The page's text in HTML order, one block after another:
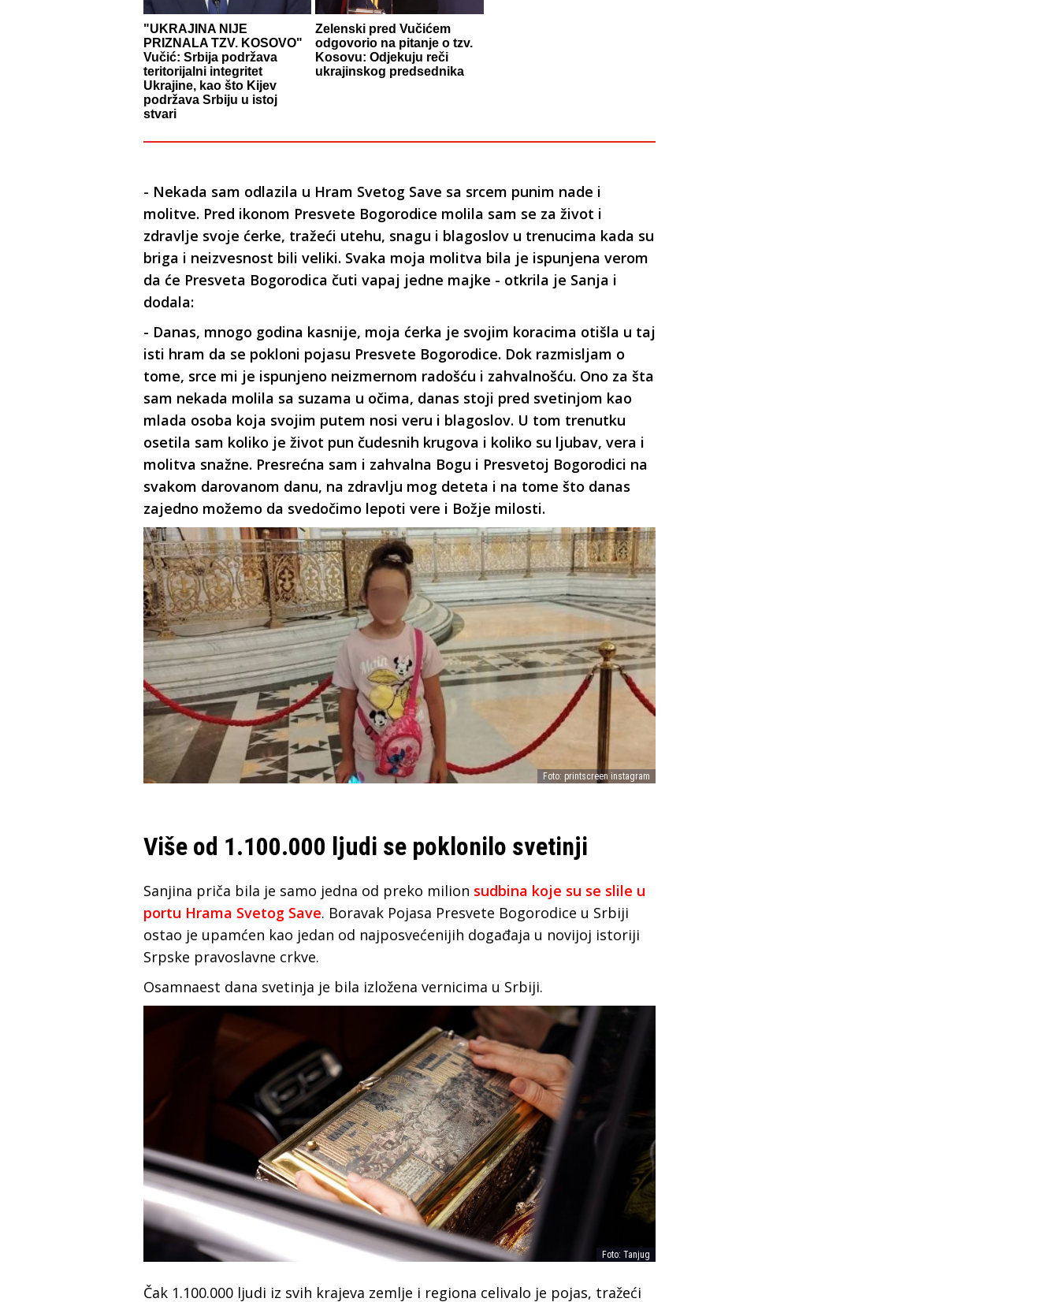
"UKRAJINA NIJE
PRIZNALA TZV. KOSOVO"
Vučić: Srbija podržava
teritorijalni integritet
Ukrajine, kao što Kijev
podržava Srbiju u istoj
stvari
Zelenski pred Vučićem
odgovorio na pitanje o tzv.
Kosovu: Odjekuju reči
ukrajinskog predsednika
- Nekada sam odlazila u Hram Svetog Save sa srcem punim nade i
molitve. Pred ikonom Presvete Bogorodice molila sam se za život i
zdravlje svoje ćerke, tražeći utehu, snagu i blagoslov u trenucima kada su
briga i neizvesnost bili veliki. Svaka moja molitva bila je ispunjena verom
da će Presveta Bogorodica čuti vapaj jedne majke - otkrila je Sanja i
dodala:
- Danas, mnogo godina kasnije, moja ćerka je svojim koracima otišla u taj
isti hram da se pokloni pojasu Presvete Bogorodice. Dok razmisljam o
tome, srce mi je ispunjeno neizmernom radošću i zahvalnošću. Ono za šta
sam nekada molila sa suzama u očima, danas stoji pred svetinjom kao
mlada osoba koja svojim putem nosi veru i blagoslov. U tom trenutku
osetila sam koliko je život pun čudesnih krugova i koliko su ljubav, vera i
molitva snažne. Presrećna sam i zahvalna Bogu i Presvetoj Bogorodici na
svakom darovanom danu, na zdravlju mog deteta i na tome što danas
zajedno možemo da svedočimo lepoti vere i Božje milosti.
Foto: printscreen instagram
Više od 1.100.000 ljudi se poklonilo svetinji
Sanjina priča bila je samo jedna od preko milion sudbina koje su se slile u
portu Hrama Svetog Save. Boravak Pojasa Presvete Bogorodice u Srbiji
ostao je upamćen kao jedan od najposvećenijih događaja u novijoj istoriji
Srpske pravoslavne crkve.
Osamnaest dana svetinja je bila izložena vernicima u Srbiji.
Foto: Tanjug
Čak 1.100.000 ljudi iz svih krajeva zemlje i regiona celivalo je pojas, tražeći